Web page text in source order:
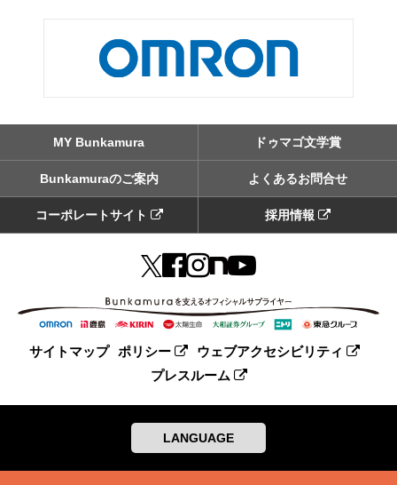
MY Bunkamura ドゥマゴ文学賞
Bunkamuraのご案内 よくあるお問合せ
コーポレートサイト 採用情報
サイトマップ ポリシー
ウェブアクセシビリティ
プレスルーム
LANGUAGE